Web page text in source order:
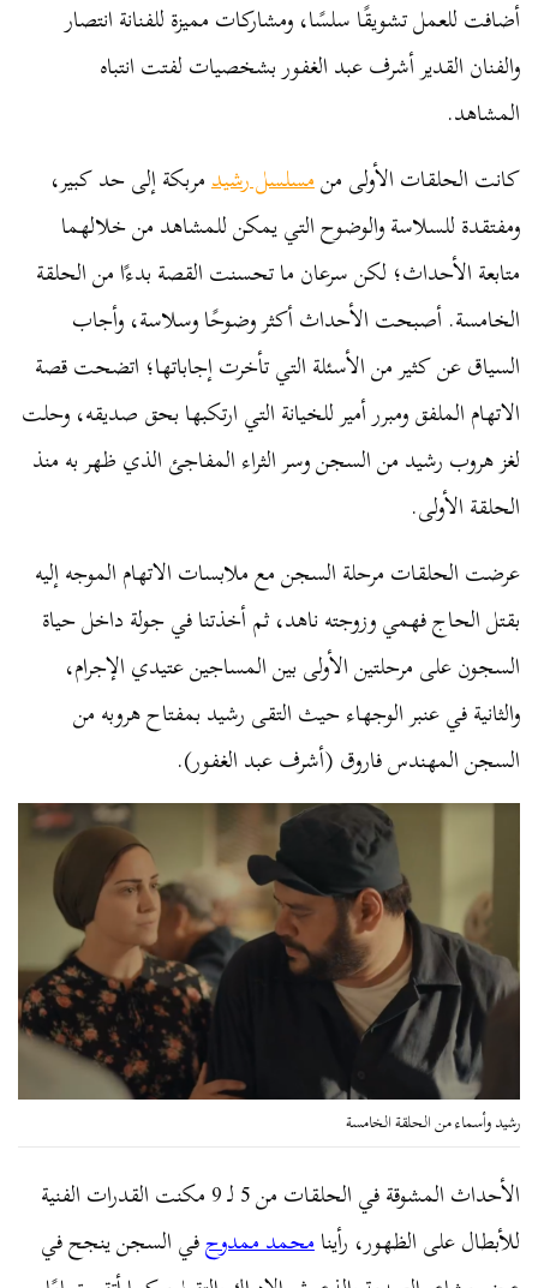
أضافت للعمل تشويقًا سلسًا، ومشاركات مميزة للفنانة انتصار
والفنان القدير أشرف عبد الغفور بشخصيات لفتت انتباه
المشاهد.
كانت الحلقات الأولى منمسلسل رشيدمربكة إلى حد كبير،
ومفتقدة للسلاسة والوضوح التي يمكن للمشاهد من خلالهما
متابعة الأحداث؛ لكن سرعان ما تحسنت القصة بدءًا من الحلقة
الخامسة. أصبحت الأحداث أكثر وضوحًا وسلاسة، وأجاب
السياق عن كثير من الأسئلة التي تأخرت إجاباتها؛ اتضحت قصة
الاتهام الملفق ومبرر أمير للخيانة التي ارتكبها بحق صديقه، وحلت
لغز هروب رشيد من السجن وسر الثراء المفاجئ الذي ظهر به منذ
الحلقة الأولى.
عرضت الحلقات مرحلة السجن مع ملابسات الاتهام الموجه إليه
بقتل الحاج فهمي وزوجته ناهد، ثم أخذتنا في جولة داخل حياة
السجون على مرحلتين الأولى بين المساجين عتيدي الإجرام،
والثانية في عنبر الوجهاء حيث التقى رشيد بمفتاح هروبه من
السجن المهندس فاروق (أشرف عبد الغفور).
رشيد وأسماء من الحلقة الخامسة
الأحداث المشوقة في الحلقات من 5 لـ 9 مكنت القدرات الفنية
للأبطال على الظهور، رأينامحمد ممدوحفي السجن ينجح في